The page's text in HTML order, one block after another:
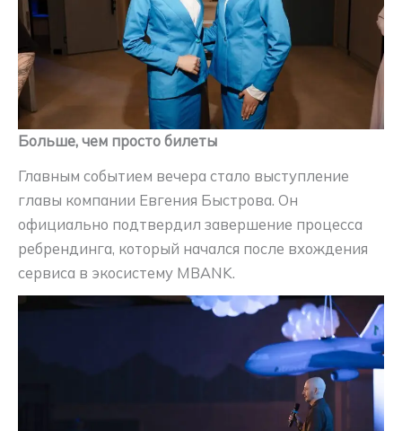
Больше, чем просто билеты
Главным событием вечера стало выступление
главы компании Евгения Быстрова. Он
официально подтвердил завершение процесса
ребрендинга, который начался после вхождения
сервиса в экосистему MBANK.